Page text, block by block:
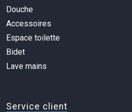
Douche
Accessoires
Espace toilette
Bidet
Lave mains
Service client